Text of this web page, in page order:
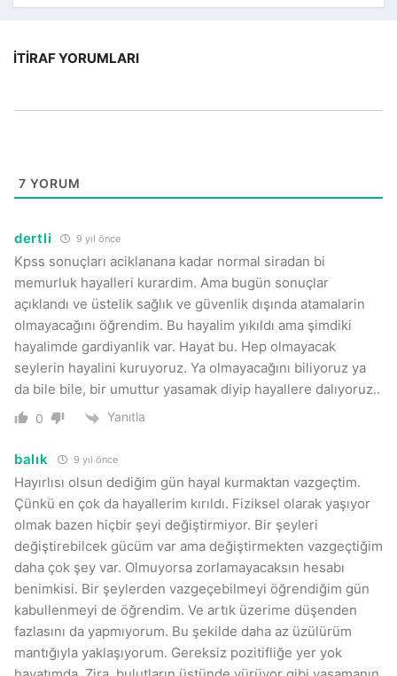
İTIRAF YORUMLARI
7 YORUM
dertli 9 yıl önce
Kpss sonuçları aciklanana kadar normal siradan bi
memurluk hayalleri kurardim. Ama bugün sonuçlar
açıklandı ve üstelik sağlık ve güvenlik dışında atamalarin
olmayacağını öğrendim. Bu hayalim yıkıldı ama şimdiki
hayalimde gardiyanlik var. Hayat bu. Hep olmayacak
seylerin hayalini kuruyoruz. Ya olmayacağını biliyoruz ya
da bile bile, bir umuttur yasamak diyip hayallere dalıyoruz..
0 Yanıtla
balık 9 yıl önce
Hayırlısı olsun dediğim gün hayal kurmaktan vazgeçtim.
Çünkü en çok da hayallerim kırıldı. Fiziksel olarak yaşıyor
olmak bazen hiçbir şeyi değiştirmiyor. Bir şeyleri
değiştirebilcek gücüm var ama değiştirmekten vazgeçtiğim
daha çok şey var. Olmuyorsa zorlamayacaksın hesabı
benimkisi. Bir şeylerden vazgeçebilmeyi öğrendiğim gün
kabullenmeyi de öğrendim. Ve artık üzerime düşenden
fazlasını da yapmıyorum. Bu şekilde daha az üzülürüm
mantığıyla yaklaşıyorum. Gereksiz pozitifliğe yer yok